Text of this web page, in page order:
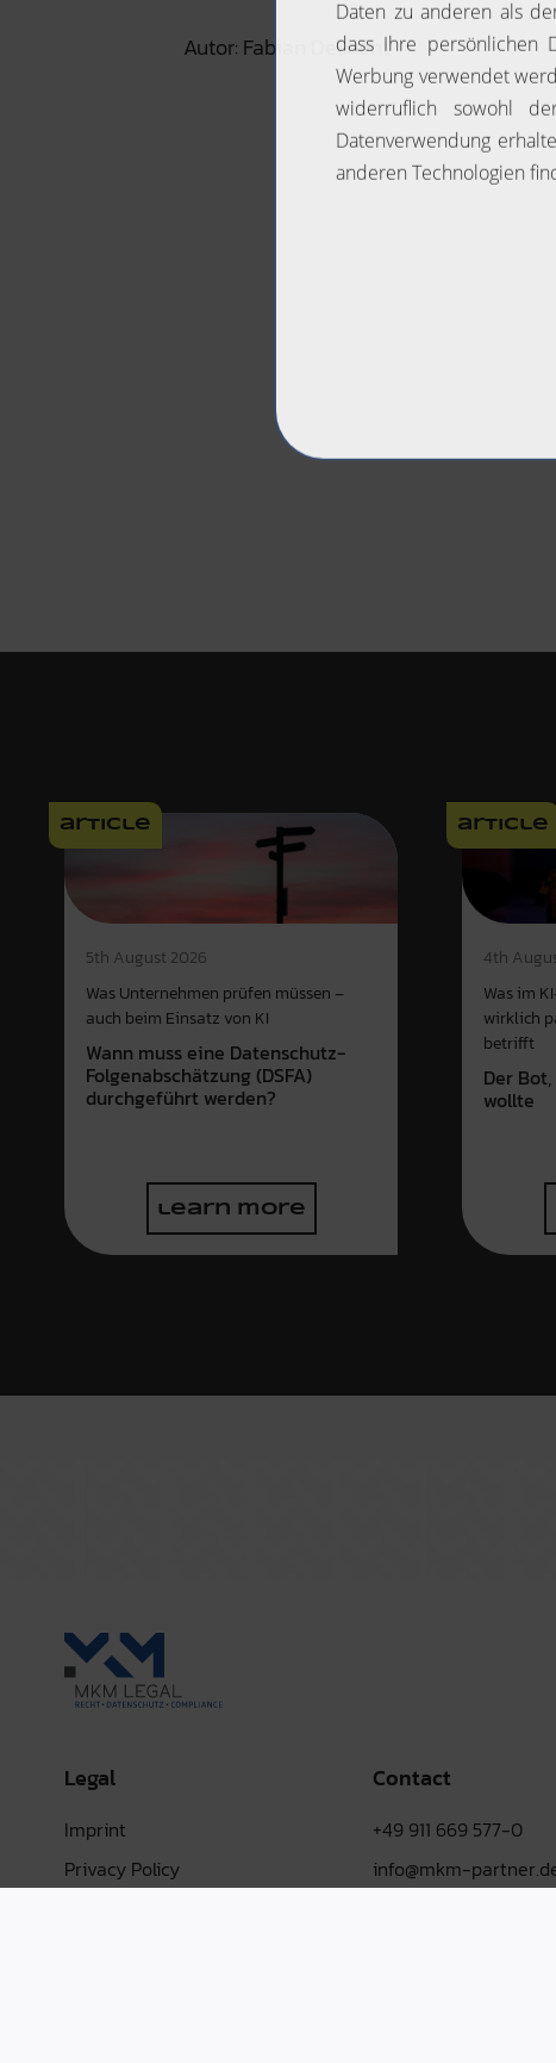
Autor: Fabian Dechent
article
5th August 2026
Was Unternehmen prüfen müssen –
auch beim Einsatz von KI
Wann muss eine Datenschutz-
Folgenabschätzung (DSFA)
durchgeführt werden?
learn more
article
4th
Was im
wirklich
betrifft
Der
wollte
Legal
Imprint
Privacy Policy
Contact
+49 911 669 577-0
info@mkm-